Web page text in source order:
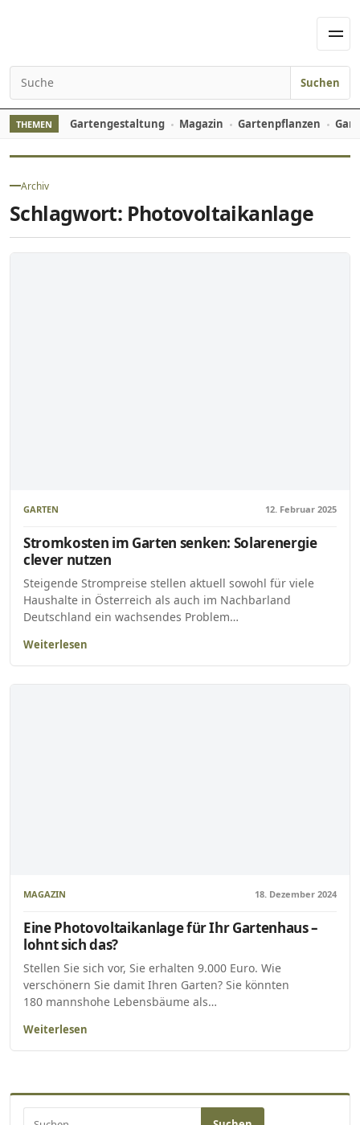
Search for:
Suchen
THEMEN Gartengestaltung Magazin Gartenpflanzen
Archiv
Schlagwort: Photovoltaikanlage
GARTEN 12. Februar 2025
Stromkosten im Garten senken: Solarenergie
clever nutzen
Steigende Strompreise stellen aktuell sowohl für viele
Haushalte in Österreich als auch im Nachbarland
Deutschland ein wachsendes Problem…
Weiterlesen
MAGAZIN 18. Dezember 2024
Eine Photovoltaikanlage für Ihr Gartenhaus –
lohnt sich das?
Stellen Sie sich vor, Sie erhalten 9.000 Euro. Wie
verschönern Sie damit Ihren Garten? Sie könnten
180 mannshohe Lebensbäume als…
Weiterlesen